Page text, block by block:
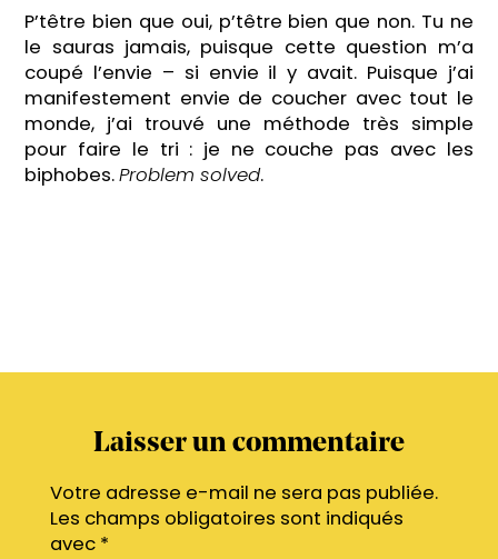
P’têtre bien que oui, p’têtre bien que non. Tu ne
le sauras jamais, puisque cette question m’a
coupé l’envie – si envie il y avait. Puisque j’ai
manifestement envie de coucher avec tout le
monde, j’ai trouvé une méthode très simple
pour faire le tri : je ne couche pas avec les
biphobes.Problem solved.
Laisser un commentaire
Votre adresse e-mail ne sera pas publiée.
Les champs obligatoires sont indiqués
avec *